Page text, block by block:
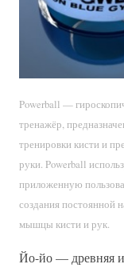
Powerball —
тренажёр,
тренировки кисти и
руки. Powerball
приложенную
создания постоянной
мышцы кисти и рук.
Йо-йо — древняя